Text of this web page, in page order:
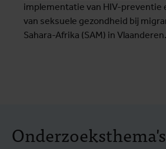
implementatie van HIV-preventie
van seksuele gezondheid bij
Sahara-Afrika (SAM) in Vlaanderen.
Onderzoeksthema's